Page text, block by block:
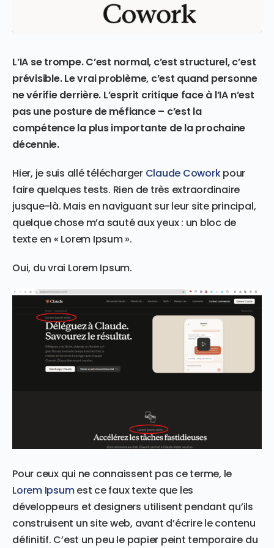
L’IA se trompe. C’est normal, c’est structurel, c’est
prévisible. Le vrai problème, c’est quand personne
ne vérifie derrière. L’esprit critique face à l’IA n’est
pas une posture de méfiance – c’est la
compétence la plus importante de la prochaine
décennie.
Hier, je suis allé télécharger Claude Coworkpour
faire quelques tests. Rien de très extraordinaire
jusque-là. Mais en naviguant sur leur site principal,
quelque chose m’a sauté aux yeux : un bloc de
texte en « Lorem Ipsum ».
Oui, du vrai Lorem Ipsum.
Pour ceux qui ne connaissent pas ce terme, le
Lorem Ipsumest ce faux texte que les
développeurs et designers utilisent pendant qu’ils
construisent un site web, avant d’écrire le contenu
définitif. C’est un peu le papier peint temporaire du